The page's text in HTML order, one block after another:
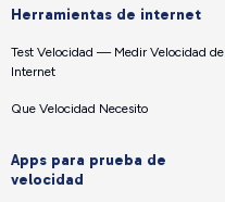
Herramientas de internet
Test Velocidad — Medir Velocidad de
Internet
Que Velocidad Necesito
Apps para prueba de
velocidad